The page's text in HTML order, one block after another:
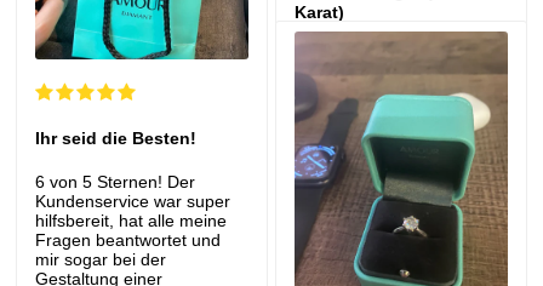
Karat)
Ihr seid die Besten!
6 von 5 Sternen! Der
Kundenservice war super
hilfsbereit, hat alle meine
Fragen beantwortet und
mir sogar bei der
Gestaltung einer